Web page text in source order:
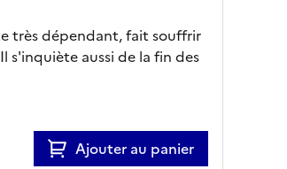
très dépendant, fait souffrir
s'inquiète aussi de la fin des
Ajouter au panier